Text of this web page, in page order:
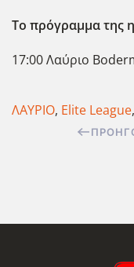
Το πρόγραμμα της
17:00 Λαύριο
ΛΑΥΡΙΟ, Elite League,